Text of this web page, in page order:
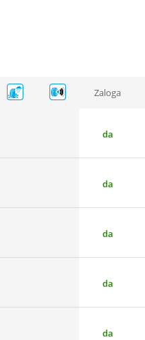
Zaloga
da
da
da
da
da